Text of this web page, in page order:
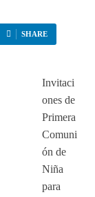
SHARE
Invitaci
ones de
Primera
Comuni
ón de
Niña
para